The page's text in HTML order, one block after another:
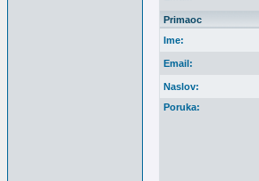
Primaoc
Ime:
Email:
Naslov:
Poruka: